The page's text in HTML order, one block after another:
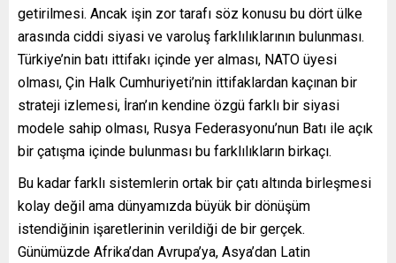
getirilmesi. Ancak işin zor tarafı söz konusu bu dört ülke
arasında ciddi siyasi ve varoluş farklılıklarının bulunması.
Türkiye’nin batı ittifakı içinde yer alması, NATO üyesi
olması, Çin Halk Cumhuriyeti’nin ittifaklardan kaçınan bir
strateji izlemesi, İran’ın kendine özgü farklı bir siyasi
modele sahip olması, Rusya Federasyonu’nun Batı ile açık
bir çatışma içinde bulunması bu farklılıkların birkaçı.
Bu kadar farklı sistemlerin ortak bir çatı altında birleşmesi
kolay değil ama dünyamızda büyük bir dönüşüm
istendiğinin işaretlerinin verildiği de bir gerçek.
Günümüzde Afrika’dan Avrupa’ya, Asya’dan Latin